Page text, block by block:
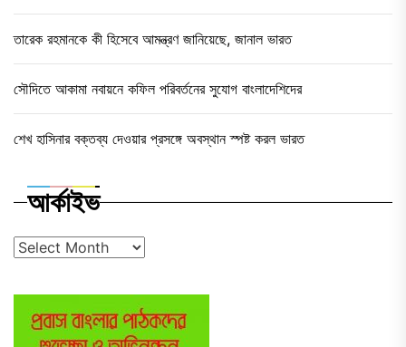
তারেক রহমানকে কী হিসেবে আমন্ত্রণ জানিয়েছে, জানাল ভারত
সৌদিতে আকামা নবায়নে কফিল পরিবর্তনের সুযোগ বাংলাদেশিদের
শেখ হাসিনার বক্তব্য দেওয়ার প্রসঙ্গে অবস্থান স্পষ্ট করল ভারত
আর্কাইভ
আর্কাইভ